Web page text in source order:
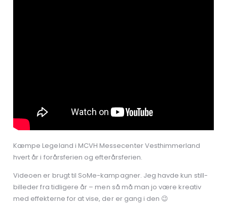
Kæmpe Legeland i MCVH Messecenter Vesthimmerland
hvert år i forårsferien og efterårsferien.
Videoen er brugt til SoMe-kampagner. Jeg havde kun still-
billeder fra tidligere år – men så må man jo være kreativ
med effekterne for at vise, der er gang i den 😉